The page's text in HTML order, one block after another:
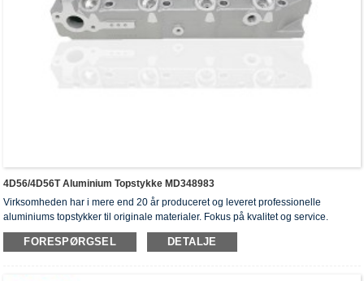
4D56/4D56T Aluminium Topstykke MD348983
Virksomheden har i mere end 20 år produceret og leveret professionelle
aluminiums topstykker til originale materialer. Fokus på kvalitet og service.
Topstykkerne har opnået ISO16949-godkendelsescertifikater, "højtforseglet
topstykke", "cylinderhovedernes lange levetid" og fem andre
FORESPØRGSEL DETALJE